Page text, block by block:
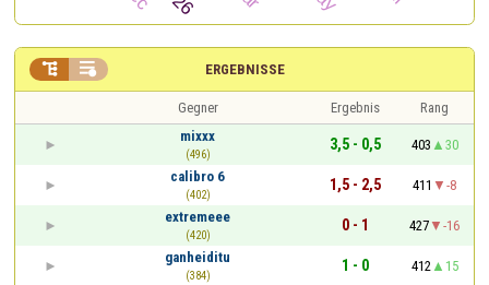
ERGEBNISSE
 
Gegner Ergebnis
Rang
mixxx
(496)
3,5 - 0,5 403
30
calibro 6
(402)
1,5 - 2,5 411
-8
extremeee
(420)
0 - 1 427
-16
ganheiditu
(384)
1 - 0 412
15